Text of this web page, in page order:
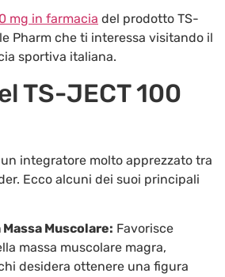
mg in farmacia del prodotto TS-
Pharm che ti interessa visitando il
sportiva italiana.
TS-JECT 100
un integratore molto apprezzato tra
Ecco alcuni dei suoi principali
Muscolare: Favorisce
massa muscolare magra,
desidera ottenere una figura